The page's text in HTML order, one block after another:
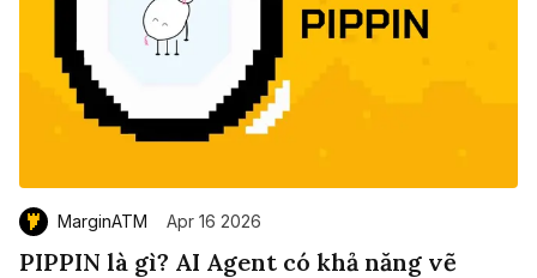
MarginATM Apr 16 2026
PIPPIN là gì? AI Agent có khả năng vẽ